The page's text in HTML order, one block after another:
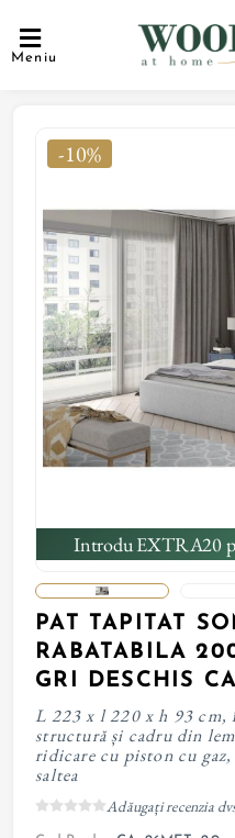
Meniu
-10%
Introdu EXTRA20
PAT TAPITAT
RABATABILA
GRI DESCHIS
L 223 x l 220 x h 93 cm,
structură și cadru din
ridicare cu piston cu
saltea
Adăugați recenzia